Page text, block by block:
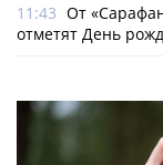
11:43 От
отметят День